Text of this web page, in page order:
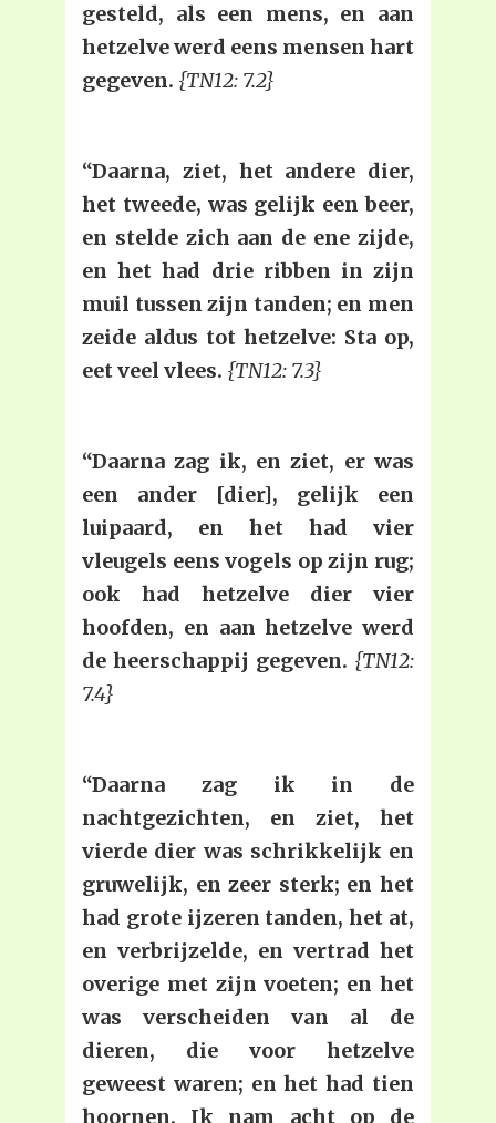
gesteld, als een mens, en aan
hetzelve werd eens mensen hart
gegeven. {TN12: 7.2}
“Daarna, ziet, het andere dier,
het tweede, was gelijk een beer,
en stelde zich aan de ene zijde,
en het had drie ribben in zijn
muil tussen zijn tanden; en men
zeide aldus tot hetzelve: Sta op,
eet veel vlees. {TN12: 7.3}
“Daarna zag ik, en ziet, er was
een ander [dier], gelijk een
luipaard, en het had vier
vleugels eens vogels op zijn rug;
ook had hetzelve dier vier
hoofden, en aan hetzelve werd
de heerschappij gegeven. {TN12:
7.4}
“Daarna zag ik in de
nachtgezichten, en ziet, het
vierde dier was schrikkelijk en
gruwelijk, en zeer sterk; en het
had grote ijzeren tanden, het at,
en verbrijzelde, en vertrad het
overige met zijn voeten; en het
was verscheiden van al de
dieren, die voor hetzelve
geweest waren; en het had tien
hoornen. Ik nam acht op de